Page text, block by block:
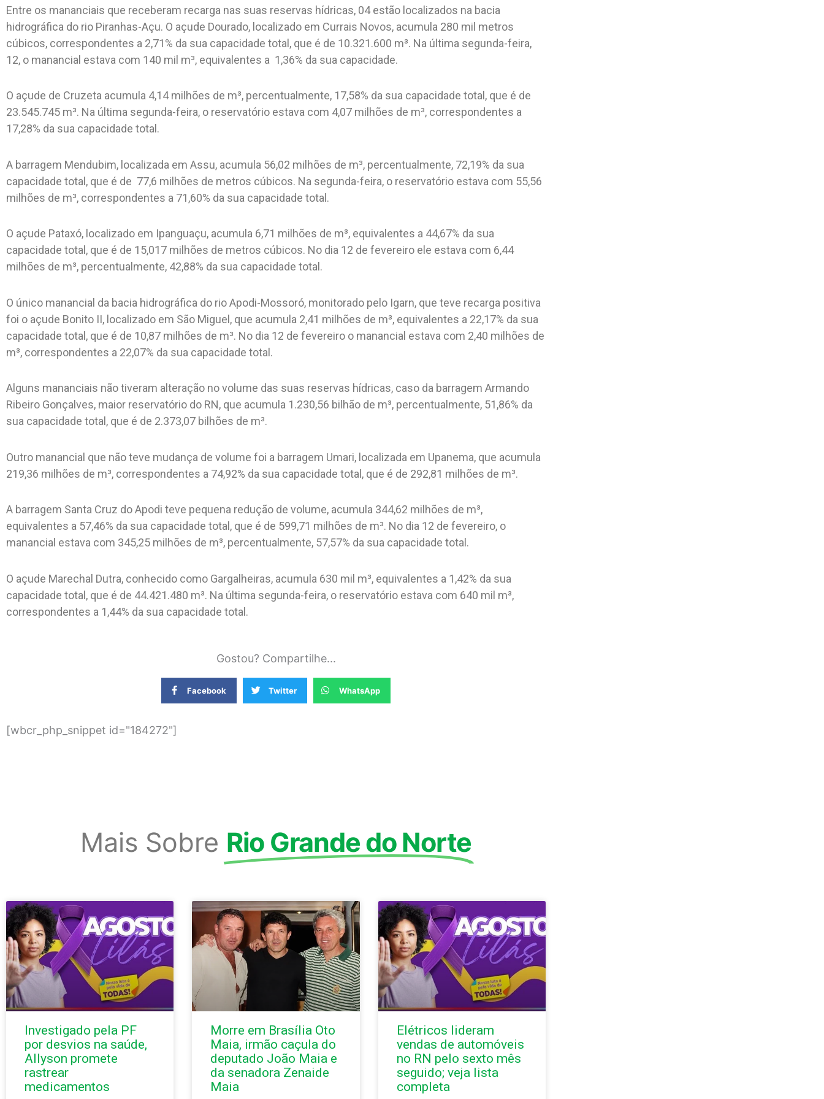
Entre os mananciais que receberam recarga nas suas reservas hídricas, 04 estão localizados na bacia
hidrográfica do rio Piranhas-Açu. O açude Dourado, localizado em Currais Novos, acumula 280 mil metros
cúbicos, correspondentes a 2,71% da sua capacidade total, que é de 10.321.600 m³. Na última segunda-feira,
12, o manancial estava com 140 mil m³, equivalentes a 1,36% da sua capacidade.
O açude de Cruzeta acumula 4,14 milhões de m³, percentualmente, 17,58% da sua capacidade total, que é de
23.545.745 m³. Na última segunda-feira, o reservatório estava com 4,07 milhões de m³, correspondentes a
17,28% da sua capacidade total.
A barragem Mendubim, localizada em Assu, acumula 56,02 milhões de m³, percentualmente, 72,19% da sua
capacidade total, que é de 77,6 milhões de metros cúbicos. Na segunda-feira, o reservatório estava com 55,56
milhões de m³, correspondentes a 71,60% da sua capacidade total.
O açude Pataxó, localizado em Ipanguaçu, acumula 6,71 milhões de m³, equivalentes a 44,67% da sua
capacidade total, que é de 15,017 milhões de metros cúbicos. No dia 12 de fevereiro ele estava com 6,44
milhões de m³, percentualmente, 42,88% da sua capacidade total.
O único manancial da bacia hidrográfica do rio Apodi-Mossoró, monitorado pelo Igarn, que teve recarga positiva
foi o açude Bonito II, localizado em São Miguel, que acumula 2,41 milhões de m³, equivalentes a 22,17% da sua
capacidade total, que é de 10,87 milhões de m³. No dia 12 de fevereiro o manancial estava com 2,40 milhões de
m³, correspondentes a 22,07% da sua capacidade total.
Alguns mananciais não tiveram alteração no volume das suas reservas hídricas, caso da barragem Armando
Ribeiro Gonçalves, maior reservatório do RN, que acumula 1.230,56 bilhão de m³, percentualmente, 51,86% da
sua capacidade total, que é de 2.373,07 bilhões de m³.
Outro manancial que não teve mudança de volume foi a barragem Umari, localizada em Upanema, que acumula
219,36 milhões de m³, correspondentes a 74,92% da sua capacidade total, que é de 292,81 milhões de m³.
A barragem Santa Cruz do Apodi teve pequena redução de volume, acumula 344,62 milhões de m³,
equivalentes a 57,46% da sua capacidade total, que é de 599,71 milhões de m³. No dia 12 de fevereiro, o
manancial estava com 345,25 milhões de m³, percentualmente, 57,57% da sua capacidade total.
O açude Marechal Dutra, conhecido como Gargalheiras, acumula 630 mil m³, equivalentes a 1,42% da sua
capacidade total, que é de 44.421.480 m³. Na última segunda-feira, o reservatório estava com 640 mil m³,
correspondentes a 1,44% da sua capacidade total.
Gostou? Compartilhe...
Facebook Twitter WhatsApp
[wbcr_php_snippet id="184272"]
Mais Sobre Rio Grande do Norte
Investigado pela PF
por desvios na saúde,
Allyson promete
rastrear
medicamentos
Morre em Brasília Oto
Maia, irmão caçula do
deputado João Maia e
da senadora Zenaide
Maia
Elétricos lideram
vendas de automóveis
no RN pelo sexto mês
seguido; veja lista
completa